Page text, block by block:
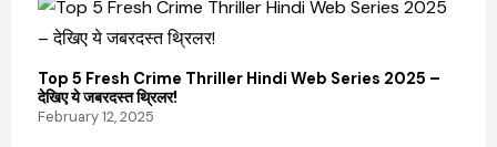
Top 5 Fresh Crime Thriller Hindi Web Series 2025 –
देखिए ये जबरदस्त थ्रिलर!
February 12, 2025